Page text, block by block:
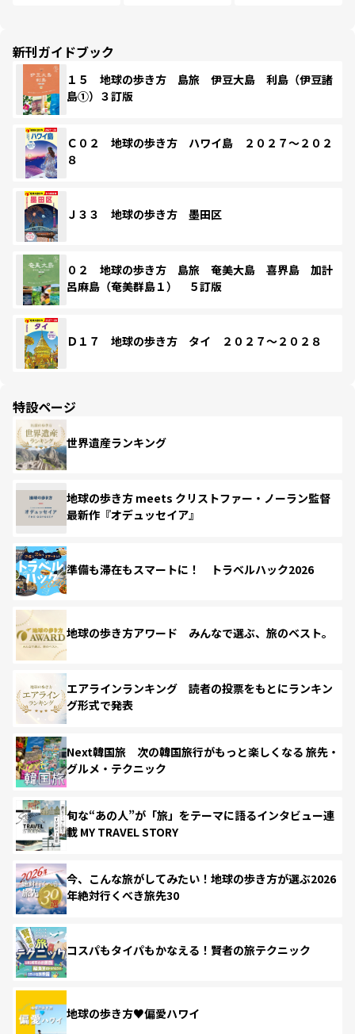
新刊ガイドブック
１５ 地球の歩き方 島旅 伊豆大島 利島（伊豆諸
島①）３訂版
Ｃ０２ 地球の歩き方 ハワイ島 ２０２７～２０２
８
Ｊ３３ 地球の歩き方 墨田区
０２ 地球の歩き方 島旅 奄美大島 喜界島 加計
呂麻島（奄美群島１） ５訂版
Ｄ１７ 地球の歩き方 タイ ２０２７～２０２８
特設ページ
世界遺産ランキング
地球の歩き方 meets クリストファー・ノーラン監督
最新作『オデュッセイア』
準備も滞在もスマートに！ トラベルハック2026
地球の歩き方アワード みんなで選ぶ、旅のベスト。
エアラインランキング 読者の投票をもとにランキン
グ形式で発表
Next韓国旅 次の韓国旅行がもっと楽しくなる 旅先・
グルメ・テクニック
旬な“あの人”が「旅」をテーマに語るインタビュー連
載 MY TRAVEL STORY
今、こんな旅がしてみたい！地球の歩き方が選ぶ2026
年絶対行くべき旅先30
コスパもタイパもかなえる！賢者の旅テクニック
地球の歩き方♥偏愛ハワイ